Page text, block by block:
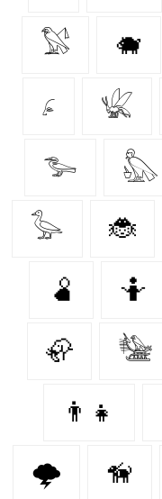
𓅄 🐗
𓂊 𓆤
𓅧 𓅽
𓅭 🐞
🫄 🤷
🦣 𓅋
👨‍👧
🌩️ 🦮